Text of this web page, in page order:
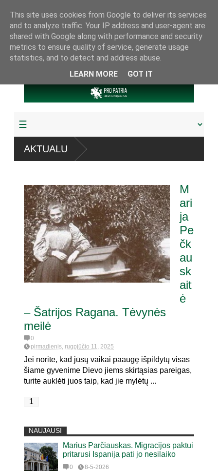
AKTUALU
referendumu
pat. referendumui dėl
M
ari
ja
Pe
čk
au
sk
ait
ė
– Šatrijos Ragana. Tėvynės
meilė
0
pirmadienis, rugpjūčio 11, 2025
Jei norite, kad jūsų vaikai paaugę išpildytų visas
šiame gyvenime Dievo jiems skirtąsias pareigas,
turite auklėti juos taip, kad jie mylėtų ...
1
NAUJAUSI
Marius Parčiauskas. Migracijos paktui
pritarusi Ispanija pati jo nesilaiko
0 8-5-2026
This site uses cookies from Google to deliver its services
and to analyze traffic. Your IP address and user-agent are
shared with Google along with performance and security
metrics to ensure quality of service, generate usage
statistics, and to detect and address abuse.
LEARN MORE
GOT IT